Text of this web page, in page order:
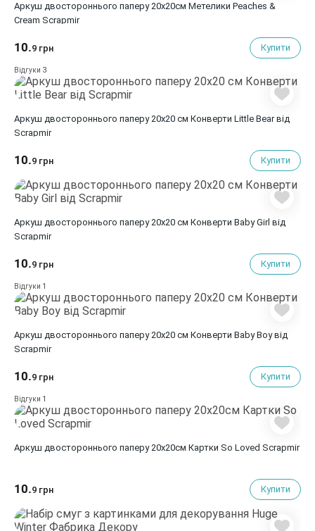
Аркуш двостороннього паперу 20х20см Метелики Peaches &
Cream Scrapmir
10.9 грн Купити
Відгуки 3
Аркуш двостороннього паперу 20х20 см Конверти Little Bear від
Scrapmir
10.9 грн Купити
Аркуш двостороннього паперу 20х20 см Конверти Baby Girl від
Scrapmir
10.9 грн Купити
Відгуки 1
Аркуш двостороннього паперу 20х20 см Конверти Baby Boy від
Scrapmir
10.9 грн Купити
Відгуки 1
Аркуш двостороннього паперу 20х20см Картки So Loved Scrapmir
10.9 грн Купити